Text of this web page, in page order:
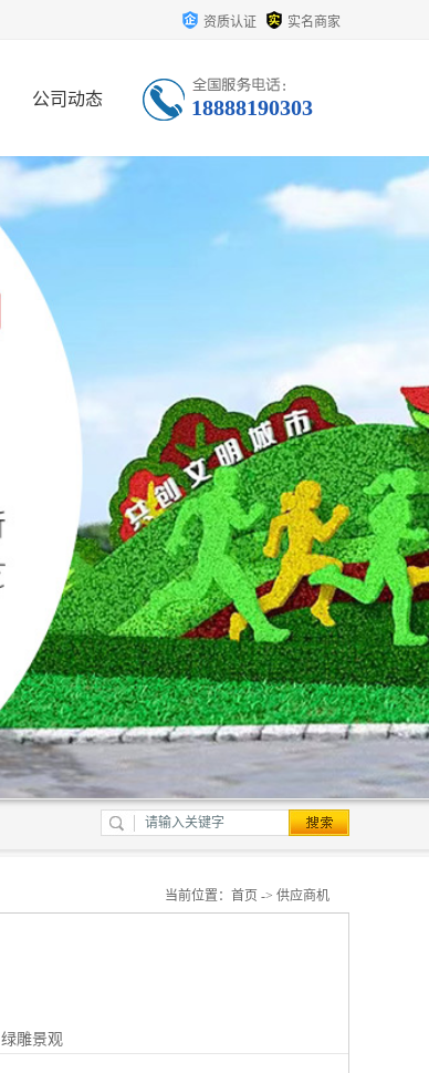
资质认证 实名商家
公司动态 18888190303
当前位置： 首页 -> 供应商机
绿雕景观